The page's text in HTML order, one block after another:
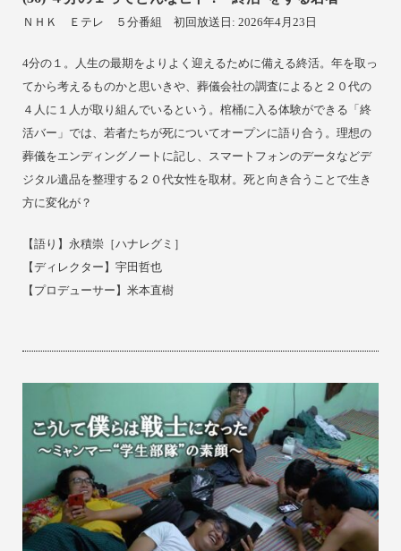
ＮＨＫ Ｅテレ ５分番組 初回放送日: 2026年4月23日
4分の１。人生の最期をよりよく迎えるために備える終活。年を取っ
てから考えるものかと思いきや、葬儀会社の調査によると２０代の
４人に１人が取り組んでいるという。棺桶に入る体験ができる「終
活バー」では、若者たちが死についてオープンに語り合う。理想の
葬儀をエンディングノートに記し、スマートフォンのデータなどデ
ジタル遺品を整理する２０代女性を取材。死と向き合うことで生き
方に変化が？
【語り】 永積崇［ハナレグミ］
【ディレクター】 宇田哲也
【プロデューサー】米本直樹